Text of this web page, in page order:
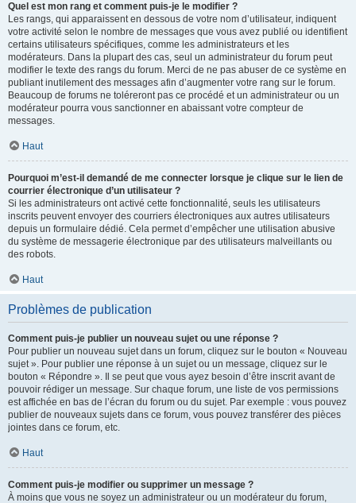
Quel est mon rang et comment puis-je le modifier ?
Les rangs, qui apparaissent en dessous de votre nom d’utilisateur, indiquent
votre activité selon le nombre de messages que vous avez publié ou identifient
certains utilisateurs spécifiques, comme les administrateurs et les
modérateurs. Dans la plupart des cas, seul un administrateur du forum peut
modifier le texte des rangs du forum. Merci de ne pas abuser de ce système en
publiant inutilement des messages afin d’augmenter votre rang sur le forum.
Beaucoup de forums ne toléreront pas ce procédé et un administrateur ou un
modérateur pourra vous sanctionner en abaissant votre compteur de
messages.
Haut
Pourquoi m’est-il demandé de me connecter lorsque je clique sur le lien de
courrier électronique d’un utilisateur ?
Si les administrateurs ont activé cette fonctionnalité, seuls les utilisateurs
inscrits peuvent envoyer des courriers électroniques aux autres utilisateurs
depuis un formulaire dédié. Cela permet d’empêcher une utilisation abusive
du système de messagerie électronique par des utilisateurs malveillants ou
des robots.
Haut
Problèmes de publication
Comment puis-je publier un nouveau sujet ou une réponse ?
Pour publier un nouveau sujet dans un forum, cliquez sur le bouton « Nouveau
sujet ». Pour publier une réponse à un sujet ou un message, cliquez sur le
bouton « Répondre ». Il se peut que vous ayez besoin d’être inscrit avant de
pouvoir rédiger un message. Sur chaque forum, une liste de vos permissions
est affichée en bas de l’écran du forum ou du sujet. Par exemple : vous pouvez
publier de nouveaux sujets dans ce forum, vous pouvez transférer des pièces
jointes dans ce forum, etc.
Haut
Comment puis-je modifier ou supprimer un message ?
À moins que vous ne soyez un administrateur ou un modérateur du forum,